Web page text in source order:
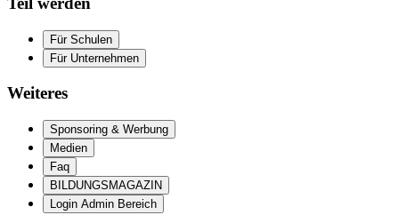
Für Schulen
Für Unternehmen
Weiteres
Sponsoring & Werbung
Medien
Faq
BILDUNGSMAGAZIN
Login Admin Bereich